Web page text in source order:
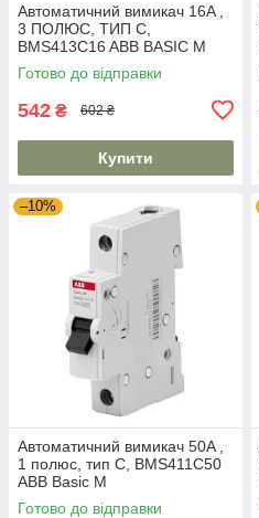
Автоматичний вимикач 16A ,
3 ПОЛЮС, ТИП C,
BMS413C16 ABB BASIC M
Готово до відправки
542 ₴ 602 ₴
Купити
–10%
Автоматичний вимикач 50A ,
1 полюс, тип C, BMS411C50
ABB Basic M
Готово до відправки